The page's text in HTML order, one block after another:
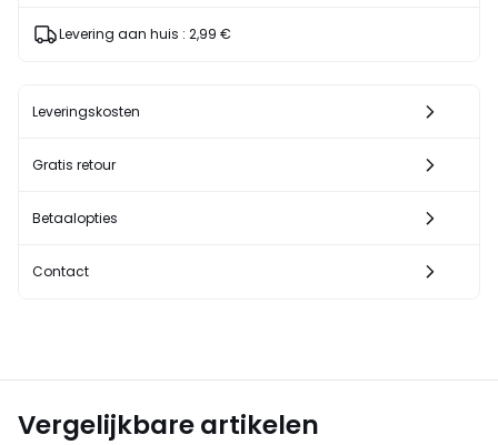
Levering aan huis : 2,99 €
Leveringskosten
Gratis retour
Betaalopties
Contact
Vergelijkbare artikelen